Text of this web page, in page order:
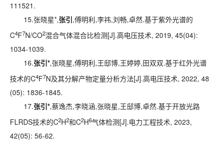
111521.
15.张晓星*,张引,傅明利,李祎,刘畅,卓然.基于紫外光谱的
C4F7N/CO2混合气体混合比检测[J].高电压技术, 2019, 45(04):
1034-1039.
16.张引*,张晓星,傅明利,王邸博,王婷婷,田双双.基于红外光谱
技术的C4F7N及其分解产物定量分析方法[J].高电压技术, 2022, 48
(05): 1836-1845.
17.张引*,蔡逸杰,李晓涵,张晓星,王邸博,卓然.基于开放光路
FLRDS技术的C2H2和C2H6气体检测[J].电力工程技术, 2023,
42(05): 56-62.